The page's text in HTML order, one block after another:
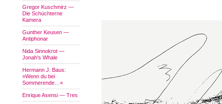
Gregor Kuschmirz —
Die Schüchterne
Kamera
Gunther Keusen —
Antiphonar
Nida Sinnokrot —
Jonah's Whale
Hermann J. Baus:
»Wenn du bei
Sommerende…«
Enrique Asensi — Tres